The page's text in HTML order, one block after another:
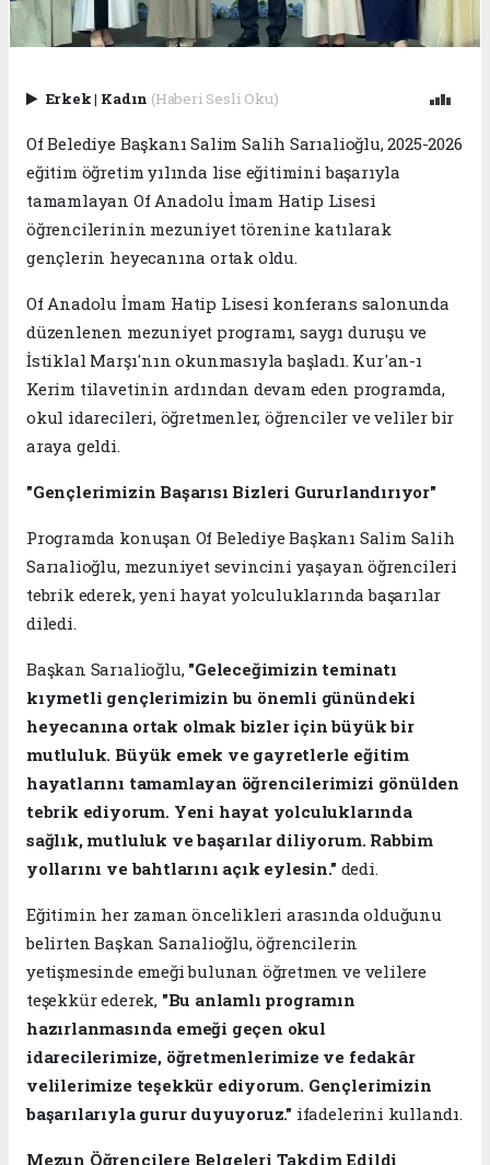
Erkek| Kadın (Haberi Sesli Oku)
Of Belediye Başkanı Salim Salih Sarıalioğlu, 2025-2026
eğitim öğretim yılında lise eğitimini başarıyla
tamamlayan Of Anadolu İmam Hatip Lisesi
öğrencilerinin mezuniyet törenine katılarak
gençlerin heyecanına ortak oldu.
Of Anadolu İmam Hatip Lisesi konferans salonunda
düzenlenen mezuniyet programı, saygı duruşu ve
İstiklal Marşı'nın okunmasıyla başladı. Kur'an-ı
Kerim tilavetinin ardından devam eden programda,
okul idarecileri, öğretmenler, öğrenciler ve veliler bir
araya geldi.
"Gençlerimizin Başarısı Bizleri Gururlandırıyor"
Programda konuşan Of Belediye Başkanı Salim Salih
Sarıalioğlu, mezuniyet sevincini yaşayan öğrencileri
tebrik ederek, yeni hayat yolculuklarında başarılar
diledi.
Başkan Sarıalioğlu, "Geleceğimizin teminatı
kıymetli gençlerimizin bu önemli günündeki
heyecanına ortak olmak bizler için büyük bir
mutluluk. Büyük emek ve gayretlerle eğitim
hayatlarını tamamlayan öğrencilerimizi gönülden
tebrik ediyorum. Yeni hayat yolculuklarında
sağlık, mutluluk ve başarılar diliyorum. Rabbim
yollarını ve bahtlarını açık eylesin."dedi.
Eğitimin her zaman öncelikleri arasında olduğunu
belirten Başkan Sarıalioğlu, öğrencilerin
yetişmesinde emeği bulunan öğretmen ve velilere
teşekkür ederek, "Bu anlamlı programın
hazırlanmasında emeği geçen okul
idarecilerimize, öğretmenlerimize ve fedakâr
velilerimize teşekkür ediyorum. Gençlerimizin
başarılarıyla gurur duyuyoruz." ifadelerini kullandı.
Mezun Öğrencilere Belgeleri Takdim Edildi